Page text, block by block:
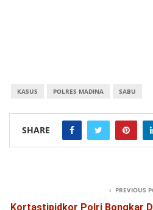
KASUS POLRES MADINA SABU
SHARE
PREVIOUS
Kortastipidkor Polri Bongkar